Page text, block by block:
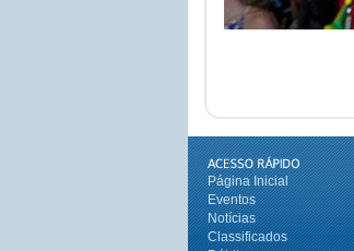
Página Inicial
Eventos
Notícias
Classificados